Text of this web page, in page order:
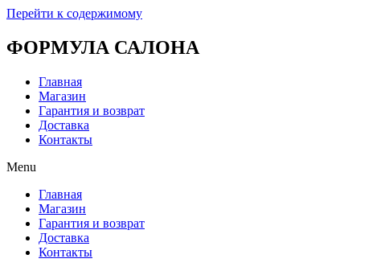
Перейти к содержимому
ФОРМУЛА САЛОНА
Главная
Магазин
Гарантия и возврат
Доставка
Контакты
Menu
Главная
Магазин
Гарантия и возврат
Доставка
Контакты